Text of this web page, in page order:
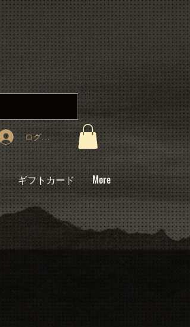
ログイン
ギフトカード More